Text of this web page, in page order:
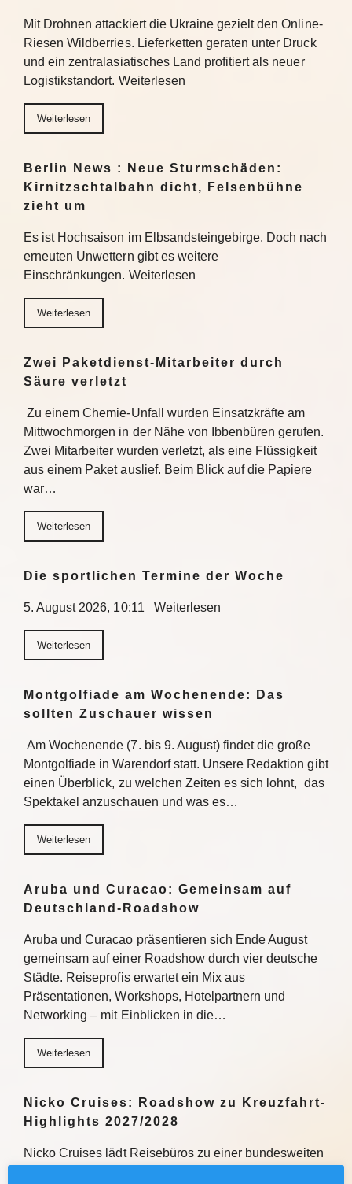
Mit Drohnen attackiert die Ukraine gezielt den Online-
Riesen Wildberries. Lieferketten geraten unter Druck
und ein zentralasiatisches Land profitiert als neuer
Logistikstandort. Weiterlesen
Weiterlesen
Berlin News : Neue Sturmschäden:
Kirnitzschtalbahn dicht, Felsenbühne
zieht um
Es ist Hochsaison im Elbsandsteingebirge. Doch nach
erneuten Unwettern gibt es weitere
Einschränkungen. Weiterlesen
Weiterlesen
Zwei Paketdienst-Mitarbeiter durch
Säure verletzt
Zu einem Chemie-Unfall wurden Einsatzkräfte am
Mittwochmorgen in der Nähe von Ibbenbüren gerufen.
Zwei Mitarbeiter wurden verletzt, als eine Flüssigkeit
aus einem Paket auslief. Beim Blick auf die Papiere
war…
Weiterlesen
Die sportlichen Termine der Woche
5. August 2026, 10:11 Weiterlesen
Weiterlesen
Montgolfiade am Wochenende: Das
sollten Zuschauer wissen
Am Wochenende (7. bis 9. August) findet die große
Montgolfiade in Warendorf statt. Unsere Redaktion gibt
einen Überblick, zu welchen Zeiten es sich lohnt, das
Spektakel anzuschauen und was es…
Weiterlesen
Aruba und Curacao: Gemeinsam auf
Deutschland-Roadshow
Aruba und Curacao präsentieren sich Ende August
gemeinsam auf einer Roadshow durch vier deutsche
Städte. Reiseprofis erwartet ein Mix aus
Präsentationen, Workshops, Hotelpartnern und
Networking – mit Einblicken in die…
Weiterlesen
Nicko Cruises: Roadshow zu Kreuzfahrt-
Highlights 2027/2028
Nicko Cruises lädt Reisebüros zu einer bundesweiten